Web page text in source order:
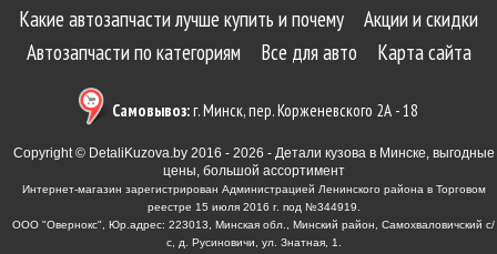
Какие автозапчасти лучше купить и почему
Акции и скидки
Автозапчасти по категориям
Все для авто Карта сайта
Самовывоз:г. Минск, пер. Корженевского 2А - 18
Copyright © DetaliKuzova.by 2016 - 2026 - Детали кузова в Минске, выгодные
цены, большой ассортимент
Интернет-магазин зарегистрирован Администрацией Ленинского района в Торговом
реестре 15 июля 2016 г. под №344919.
ООО "Овернокс", Юр.адрес: 223013, Минская обл., Минский район, Самохваловичский с/
с, д. Русиновичи, ул. Знатная, 1.